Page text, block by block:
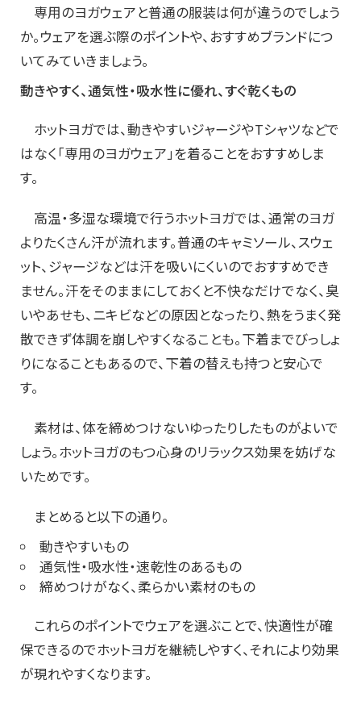
専用のヨガウェアと普通の服装は何が違うのでしょう
か。ウェアを選ぶ際のポイントや、おすすめブランドにつ
いてみていきましょう。
動きやすく、通気性・吸水性に優れ、すぐ乾くもの
ホットヨガでは、動きやすいジャージやTシャツなどで
はなく「専用のヨガウェア」を着ることをおすすめしま
す。
高温・多湿な環境で行うホットヨガでは、通常のヨガ
よりたくさん汗が流れます。普通のキャミソール、スウェ
ット、ジャージなどは汗を吸いにくいのでおすすめでき
ません。汗をそのままにしておくと不快なだけでなく、臭
いやあせも、ニキビなどの原因となったり、熱をうまく発
散できず体調を崩しやすくなることも。下着までびっしょ
りになることもあるので、下着の替えも持つと安心で
す。
素材は、体を締めつけないゆったりしたものがよいで
しょう。ホットヨガのもつ心身のリラックス効果を妨げな
いためです。
まとめると以下の通り。
動きやすいもの
通気性・吸水性・速乾性のあるもの
締めつけがなく、柔らかい素材のもの
これらのポイントでウェアを選ぶことで、快適性が確
保できるのでホットヨガを継続しやすく、それにより効果
が現れやすくなります。